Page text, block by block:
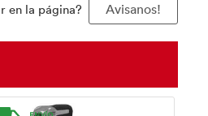
en la página? Avisanos!